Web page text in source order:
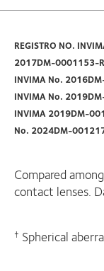
REGISTRO NO.
2017DM-0001153-
INVIMA No.
INVIMA No.
INVIMA 2019DM-
No. 2024DM-
Compared
contact lenses.
† Spherical